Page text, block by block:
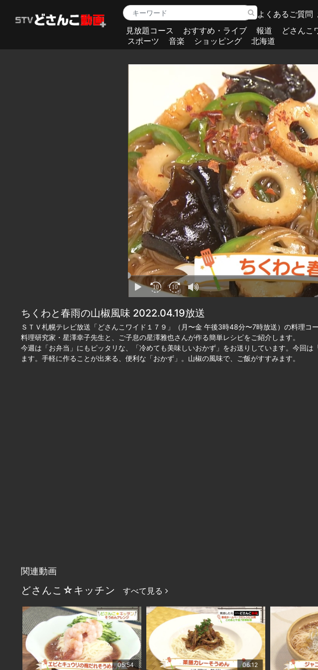
よくあるご質問
見放題コース おすすめ・ライブ 報道 どさんこ
スポーツ
音楽 ショッピング 北海道
10 10
ちくわと春雨の山椒風味 2022.04.19放送
ＳＴＶ札幌テレビ放送「どさんこワイド１７９」（月〜金 午後3時48分〜7時放送）の料理コ
料理研究家・星澤幸子先生と、ご子息の星澤雅也さんが作る簡単レシピをご紹介します。
今週は「お弁当」にもピッタリな、「冷めても美味しいおかず」をお送りしています。今回は
ます。手軽に作ることが出来る、便利な「おかず」。山椒の風味で、ご飯がすすみます。
関連動画
どさんこ☆キッチン すべて見る
05:54 06:12